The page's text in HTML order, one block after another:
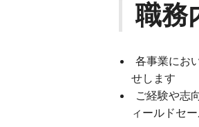
職務
各事業にお
せします
ご経験や志
ィールドセ